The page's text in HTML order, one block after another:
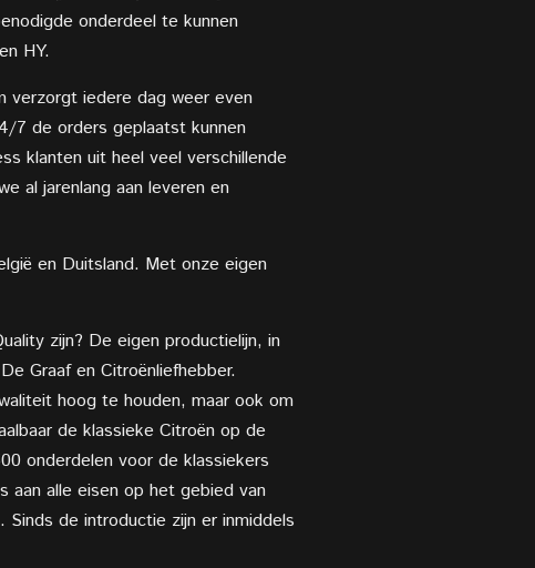
onderdeel te kunnen
HY.
verzorgt iedere dag weer even
7 de orders geplaatst kunnen
klanten uit heel veel verschillende
al jarenlang aan leveren en
en Duitsland. Met onze eigen
zijn? De eigen productielijn, in
Graaf en Citroënliefhebber.
hoog te houden, maar ook om
de klassieke Citroën op de
onderdelen voor de klassiekers
aan alle eisen op het gebied van
de introductie zijn er inmiddels